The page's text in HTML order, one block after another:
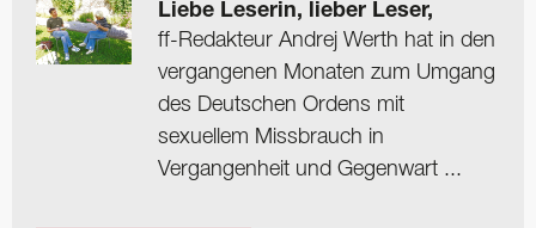
Liebe Leserin, lieber Leser,
ff-Redakteur Andrej Werth hat in den
vergangenen Monaten zum Umgang
des Deutschen Ordens mit
sexuellem Missbrauch in
Vergangenheit und Gegenwart ...